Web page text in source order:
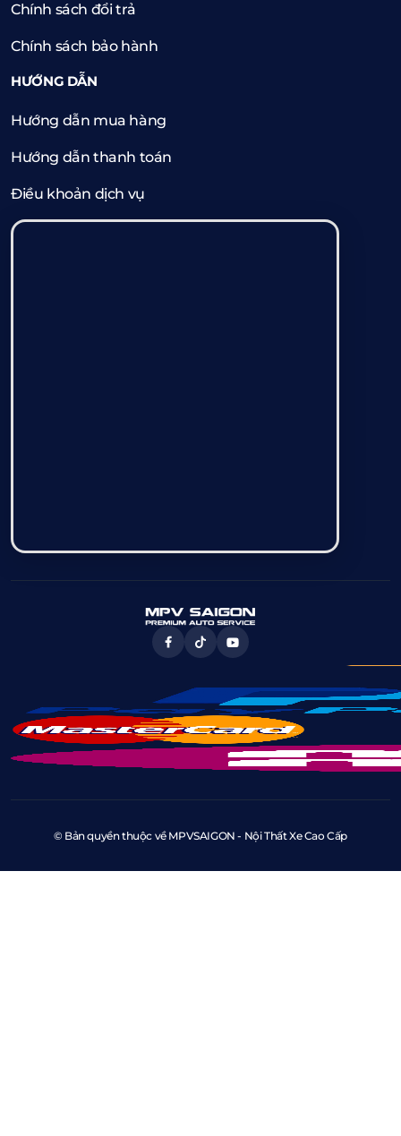
Chính sách đổi trả
Chính sách bảo hành
HƯỚNG DẪN
Hướng dẫn mua hàng
Hướng dẫn thanh toán
Điều khoản dịch vụ
© Bản quyền thuộc về MPVSAIGON - Nội Thất Xe Cao Cấp